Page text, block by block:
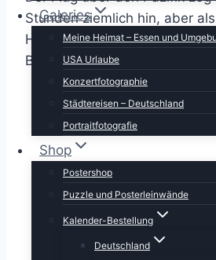
Galeries
Meine Heimat – Essen und
USA Urlaube
Konzertfotographie
Städtereisen – Deutschland
Portraitfotografie
Shop
Postershop
Puzzle und Posterleinwände
Kalender-Bestellung
Deutschland
Stunden ziemlich hin, aber
Hawaiianischen Inseln beim
Blick kamen, war alles